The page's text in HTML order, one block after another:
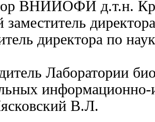
ВНИИОФИ д.т.н.
директора по
Лаборатории
информационно-
В.Л.